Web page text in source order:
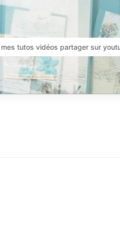
tutos vidéos partager sur